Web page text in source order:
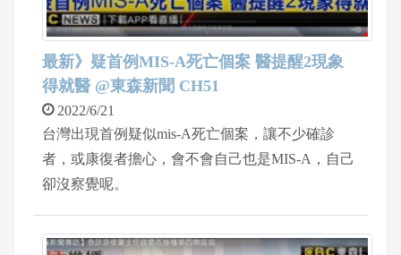
最新》疑首例MIS-A死亡個案 醫提醒2現象
得就醫 @東森新聞 CH51
2022/6/21
台灣出現首例疑似mis-A死亡個案，讓不少確診
者，或康復者擔心，會不會自己也是MIS-A，自己
卻沒察覺呢。